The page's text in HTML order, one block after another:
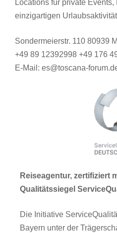
Locations für private Events,
einzigartigen
Sondermeierstr. 110 80939
+49 89 12392998 +49 176
E-Mail: es@toscana-
Reiseagentur, zertifiziert
Qualitätssiegel
Die Initiative
Bayern unter der